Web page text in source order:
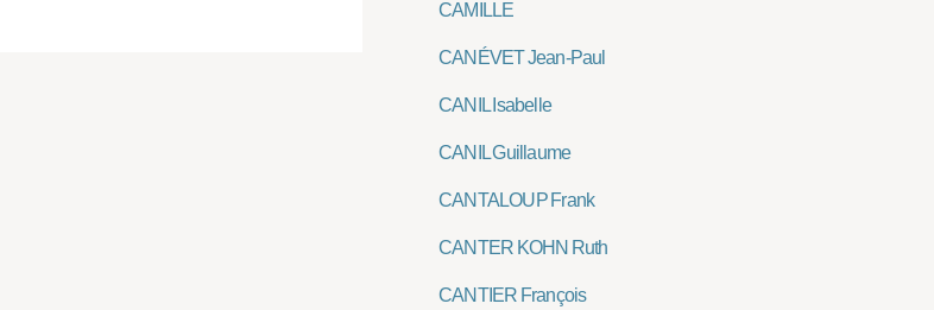
CAMILLE
CANÉVET Jean-Paul
CANIL Isabelle
CANIL Guillaume
CANTALOUP Frank
CANTER KOHN Ruth
CANTIER François